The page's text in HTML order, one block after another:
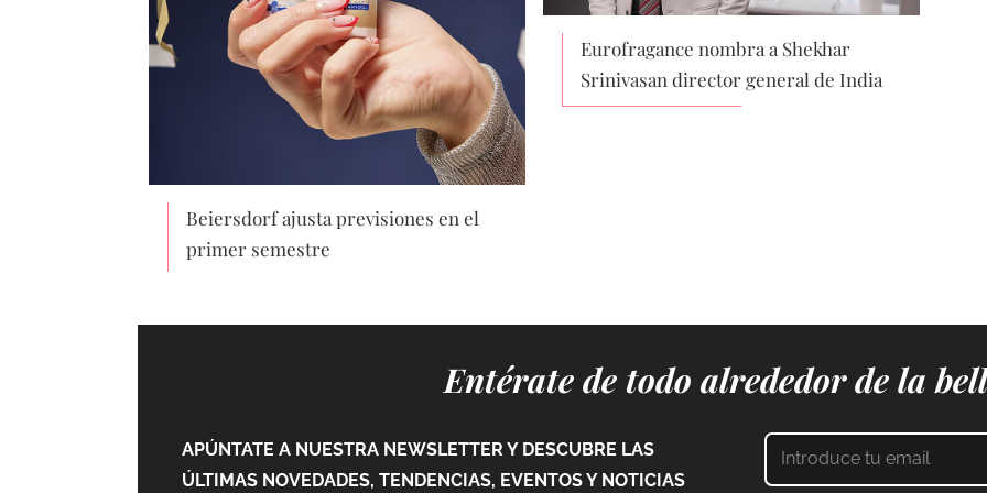
Beiersdorf ajusta previsiones en el
primer semestre
Eurofragance nombra a Shekhar
Srinivasan director general de India
Entérate de todo alrededor de la
APÚNTATE A NUESTRA NEWSLETTER Y DESCUBRE LAS
ÚLTIMAS NOVEDADES, TENDENCIAS, EVENTOS Y NOTICIAS